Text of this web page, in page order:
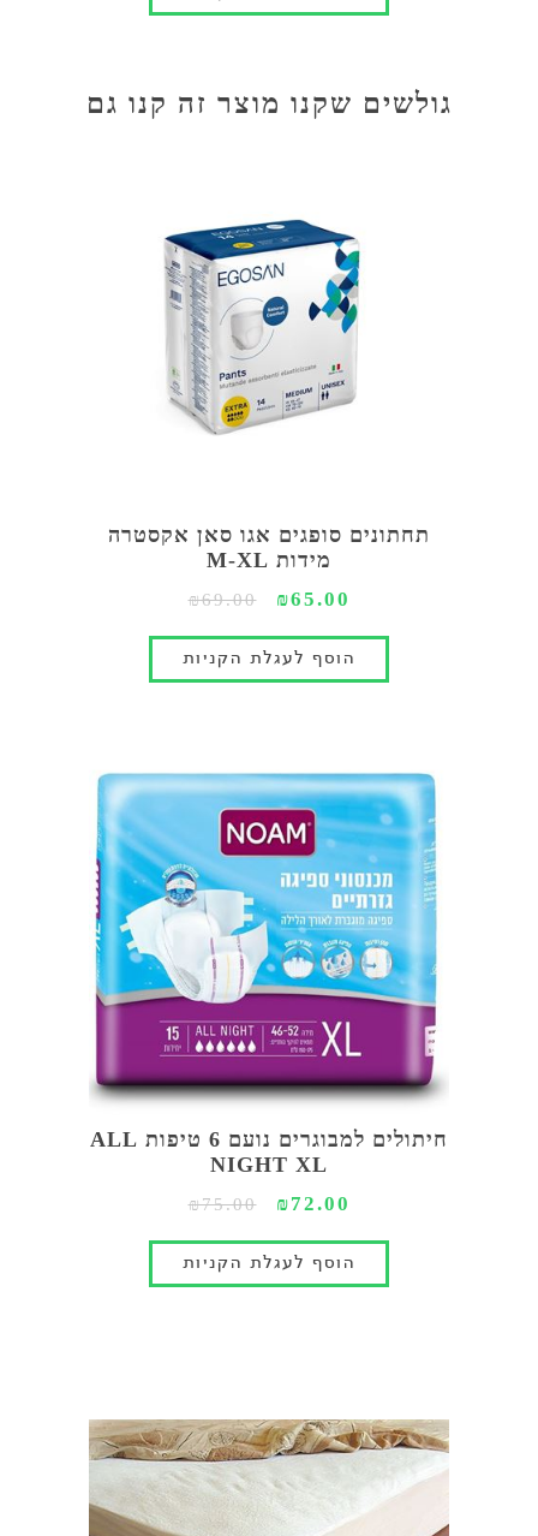
גולשים שקנו מוצר זה קנו גם
תחתונים סופגים אגו סאן אקסטרה
מידות M-XL
₪65.00
₪69.00
חיתולים למבוגרים נועם 6 טיפות ALL
NIGHT XL
₪72.00
₪75.00